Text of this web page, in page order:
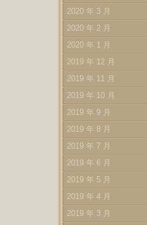
2020 年 3 月
2020 年 2 月
2020 年 1 月
2019 年 12 月
2019 年 11 月
2019 年 10 月
2019 年 9 月
2019 年 8 月
2019 年 7 月
2019 年 6 月
2019 年 5 月
2019 年 4 月
2019 年 3 月